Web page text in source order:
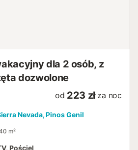
dla 2 osób, z
dozwolone
od 223 zł za noc
Nevada, Pinos Genil
m²
Pościel